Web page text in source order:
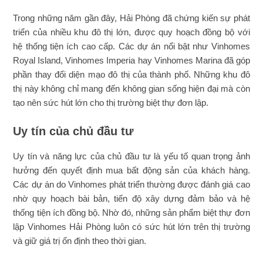
Trong những năm gần đây, Hải Phòng đã chứng kiến sự phát
triển của nhiều khu đô thị lớn, được quy hoạch đồng bộ với
hệ thống tiện ích cao cấp. Các dự án nổi bật như Vinhomes
Royal Island, Vinhomes Imperia hay Vinhomes Marina đã góp
phần thay đổi diện mạo đô thị của thành phố. Những khu đô
thị này không chỉ mang đến không gian sống hiện đại mà còn
tạo nên sức hút lớn cho thị trường biệt thự đơn lập.
Uy tín của chủ đầu tư
Uy tín và năng lực của chủ đầu tư là yếu tố quan trọng ảnh
hưởng đến quyết định mua bất động sản của khách hàng.
Các dự án do Vinhomes phát triển thường được đánh giá cao
nhờ quy hoạch bài bản, tiến độ xây dựng đảm bảo và hệ
thống tiện ích đồng bộ. Nhờ đó, những sản phẩm biệt thự đơn
lập Vinhomes Hải Phòng luôn có sức hút lớn trên thị trường
và giữ giá trị ổn định theo thời gian.